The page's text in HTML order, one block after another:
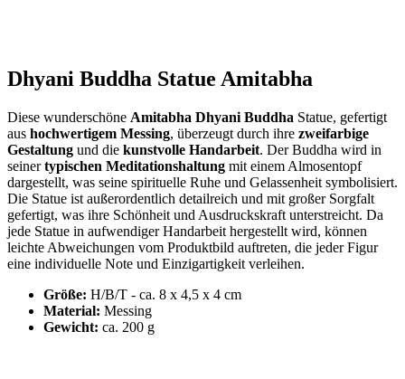
Dhyani Buddha Statue Amitabha
Diese wunderschöne Amitabha Dhyani Buddha Statue, gefertigt
aus hochwertigem Messing, überzeugt durch ihre zweifarbige
Gestaltung und die kunstvolle Handarbeit. Der Buddha wird in
seinertypischen Meditationshaltung mit einem Almosentopf
dargestellt, was seine spirituelle Ruhe und Gelassenheit symbolisiert.
Die Statue ist außerordentlich detailreich und mit großer Sorgfalt
gefertigt, was ihre Schönheit und Ausdruckskraft unterstreicht. Da
jede Statue in aufwendiger Handarbeit hergestellt wird, können
leichte Abweichungen vom Produktbild auftreten, die jeder Figur
eine individuelle Note und Einzigartigkeit verleihen.
Größe: H/B/T - ca. 8 x 4,5 x 4 cm
Material: Messing
Gewicht: ca. 200 g